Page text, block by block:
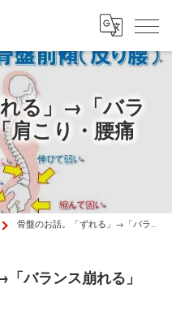
る」→「バラ
こり・腰痛
骨盤のお話。「ずれる」→「バランス崩れる」→「肩こり・腰痛等」
バランス崩れる」